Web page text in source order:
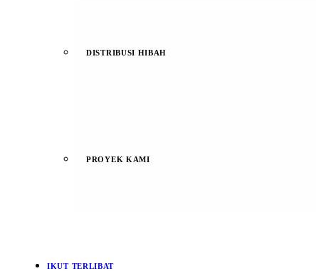
DISTRIBUSI HIBAH
PROYEK KAMI
IKUT TERLIBAT